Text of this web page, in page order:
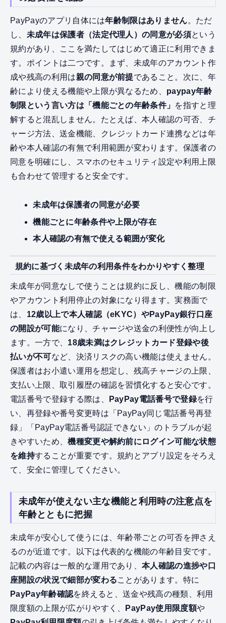
PayPayのアプリ自体には年齢制限はありません。ただ
し、 未成年は保護者（法定代理人）の同意が必須という
規約があり、ここを満たしてはじめて適正に利用できま
す。ポイントは二つです。まず、未成年のアカウント作
成や残高の利用は親の同意が前提であること。次に、年
齢により使える機能や上限が異なるため、 paypay年齢
制限という言い方は「機能ごとの年齢条件」 を指すと理
解すると混乱しません。たとえば、本人確認の可否、チ
ャージ方法、送金機能、クレジットカード連携などは年
齢や本人確認の有無で利用範囲が変わります。保護者の
同意を明確にし、スマホのセキュリティ設定や利用上限
も合わせて管理すると安全です。
未成年は保護者の同意が必要
機能ごとに年齢条件や上限が存在
本人確認の有無で使える範囲が変化
規約に基づく未成年の利用条件をわかりやすく整理
未成年が同意なしで使うことは規約に反し、機能の制限
やアカウント利用停止の対象になり得ます。実務面で
は、 12歳以上で本人確認（eKYC）やPayPay銀行口座
の開設が可能になり、チャージや送金の利便性が向上し
ます。一方で、 18歳未満はクレジットカード登録や後
払いが不可など、決済リスクの高い機能は使えません。
保護者はお小遣い運用を想定し、残高チャージの上限、
支払い上限、取引履歴の確認を習慣化すると安心です。
電話番号で登録する際は、
PayPay電話番号で登録を行
い、再登録や番号変更時は「PayPay同じ電話番号再登
録」「PayPay電話番号認証できない」のトラブルが起
きやすいため、機種変更や解約前にログイン可能な状態
を維持することが重要です。規約とアプリ設定をそろえ
て、安全に管理してください。
未成年が使えない主な機能と利用時の注意点を
年齢とともに把握
未成年が安心して使うには、年齢帯ごとの可否を押さえ
るのが近道です。以下は代表的な機能の年齢目安です。
記載の内容は一般的な運用であり、本人確認の進捗や口
座開設の状況で細部が変わることがあります。特に
PayPay年齢確認を終えると、送金や残高の種類、利用
限度額の上限が広がりやすく、
PayPay使用限度額や